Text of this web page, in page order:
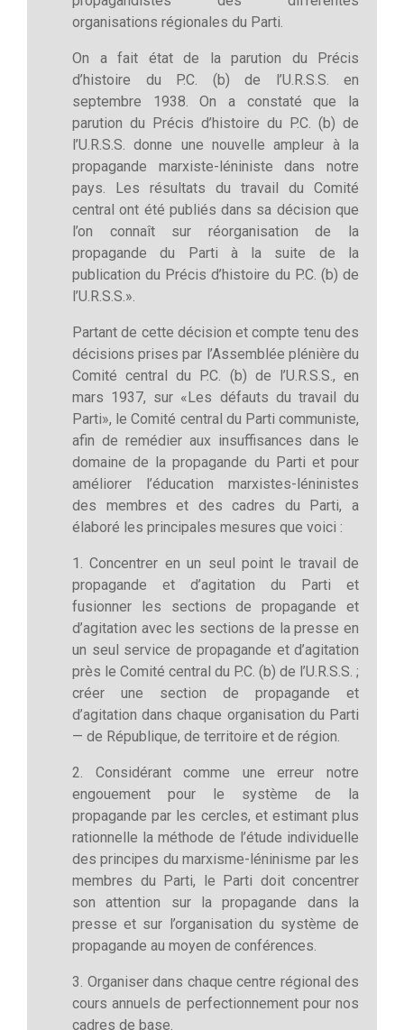
organisations régionales du Parti.
On a fait état de la parution du Précis
d’histoire du P.C. (b) de l’U.R.S.S. en
septembre 1938. On a constaté que la
parution du Précis d’histoire du P.C. (b) de
l’U.R.S.S. donne une nouvelle ampleur à la
propagande marxiste-léniniste dans notre
pays. Les résultats du travail du Comité
central ont été publiés dans sa décision que
l’on connaît sur réorganisation de la
propagande du Parti à la suite de la
publication du Précis d’histoire du P.C. (b) de
l’U.R.S.S.».
Partant de cette décision et compte tenu des
décisions prises par l’Assemblée plénière du
Comité central du P.C. (b) de l’U.R.S.S., en
mars 1937, sur «Les défauts du travail du
Parti», le Comité central du Parti communiste,
afin de remédier aux insuffisances dans le
domaine de la propagande du Parti et pour
améliorer l’éducation marxistes-léninistes
des membres et des cadres du Parti, a
élaboré les principales mesures que voici :
1. Concentrer en un seul point le travail de
propagande et d’agitation du Parti et
fusionner les sections de propagande et
d’agitation avec les sections de la presse en
un seul service de propagande et d’agitation
près le Comité central du P.C. (b) de l’U.R.S.S. ;
créer une section de propagande et
d’agitation dans chaque organisation du Parti
— de République, de territoire et de région.
2. Considérant comme une erreur notre
engouement pour le système de la
propagande par les cercles, et estimant plus
rationnelle la méthode de l’étude individuelle
des principes du marxisme-­léninisme par les
membres du Parti, le Parti doit concentrer
son attention sur la propagande dans la
presse et sur l’organisation du système de
propagande au moyen de conférences.
3. Organiser dans chaque centre régional des
cours annuels de perfectionnement pour nos
cadres de base.